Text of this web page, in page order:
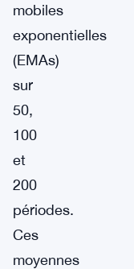
mobiles
exponentielles
(EMAs)
sur
50,
100
et
200
périodes.
Ces
moyennes